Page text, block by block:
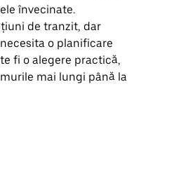
învecinate.
de tranzit, dar
o planificare
fi o alegere practică,
mai lungi până la